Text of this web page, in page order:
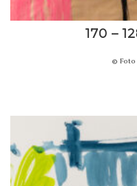
170 –
© Foto